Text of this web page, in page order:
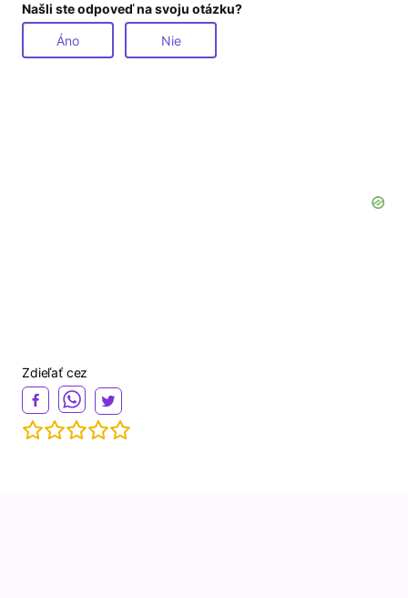
Našli ste odpoveď na svoju otázku?
Áno Nie
Zdieľať cez